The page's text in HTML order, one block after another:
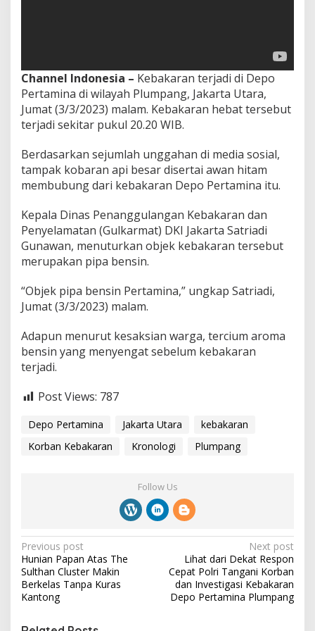
Channel Indonesia – Kebakaran terjadi di Depo
Pertamina di wilayah Plumpang, Jakarta Utara,
Jumat (3/3/2023) malam. Kebakaran hebat tersebut
terjadi sekitar pukul 20.20 WIB.
Berdasarkan sejumlah unggahan di media sosial,
tampak kobaran api besar disertai awan hitam
membubung dari kebakaran Depo Pertamina itu.
Kepala Dinas Penanggulangan Kebakaran dan
Penyelamatan (Gulkarmat) DKI Jakarta Satriadi
Gunawan, menuturkan objek kebakaran tersebut
merupakan pipa bensin.
“Objek pipa bensin Pertamina,” ungkap Satriadi,
Jumat (3/3/2023) malam.
Adapun menurut kesaksian warga, tercium aroma
bensin yang menyengat sebelum kebakaran
terjadi.
Post Views: 787
Depo Pertamina Jakarta Utara
kebakaran
Korban Kebakaran
Kronologi Plumpang
Follow Us
P
o
s
t
Previous post
Hunian Papan Atas The
Sulthan Cluster Makin
Berkelas Tanpa Kuras
Kantong
Next post
Lihat dari Dekat Respon
Cepat Polri Tangani Korban
dan Investigasi Kebakaran
Depo Pertamina Plumpang